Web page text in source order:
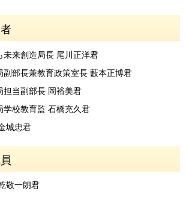
未来創造局長 尾川正洋君
副部長兼教育政策室長 藪本正博君
担当副部長 岡裕美君
学校教育監 石橋充久君
城忠君
敬一朗君